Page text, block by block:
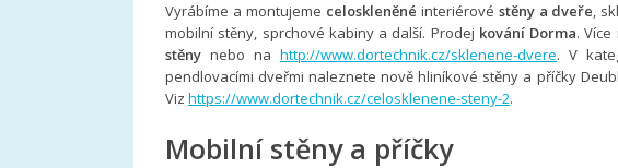
Vyrábíme a montujeme celoskleněné interiérové stěny a dveře,
mobilní stěny, sprchové kabiny a další. Prodej kování Dorma.
stěny nebo na http://www.dortechnik.cz/sklenene-dvere. V
pendlovacími dveřmi naleznete nově hliníkové stěny a příčky
Viz https://www.dortechnik.cz/celosklenene-steny-2.
Mobilní stěny a příčky